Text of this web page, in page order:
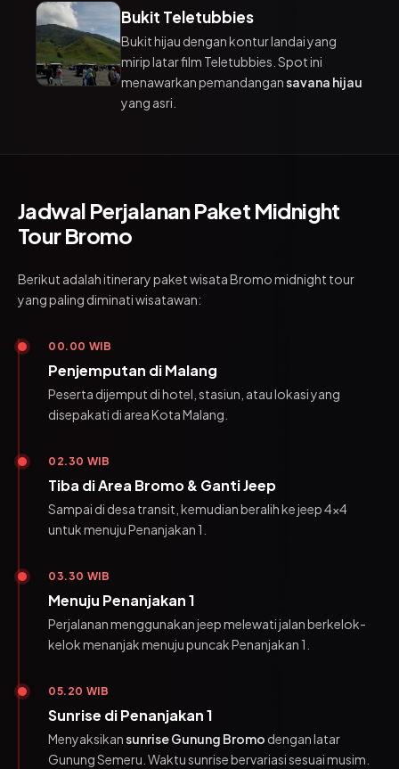
Bukit Teletubbies
Bukit hijau dengan kontur landai yang
mirip latar film Teletubbies. Spot ini
menawarkan pemandangansavana hijau
yang asri.
Jadwal Perjalanan Paket Midnight
Tour Bromo
Berikut adalah itinerary paket wisata Bromo midnight tour
yang paling diminati wisatawan:
00.00 WIB
Penjemputan di Malang
Peserta dijemput di hotel, stasiun, atau lokasi yang
disepakati di area Kota Malang.
02.30 WIB
Tiba di Area Bromo & Ganti Jeep
Sampai di desa transit, kemudian beralih ke jeep 4x4
untuk menuju Penanjakan 1.
03.30 WIB
Menuju Penanjakan 1
Perjalanan menggunakan jeep melewati jalan berkelok-
kelok menanjak menuju puncak Penanjakan 1.
05.20 WIB
Sunrise di Penanjakan 1
Menyaksikansunrise Gunung Bromo dengan latar
Gunung Semeru. Waktu sunrise bervariasi sesuai musim.